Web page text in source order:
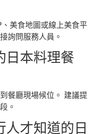
美食地圖或線上美食平
詢問服務人員。
日本料理餐
餐廳現場候位。 建議提
。
才知道的日